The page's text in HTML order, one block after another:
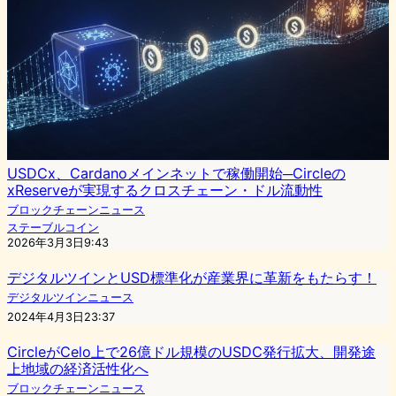
USDCx、Cardanoメインネットで稼働開始─Circleの
xReserveが実現するクロスチェーン・ドル流動性
ブロックチェーンニュース
ステーブルコイン
2026年3月3日9:43
デジタルツインとUSD標準化が産業界に革新をもたらす！
デジタルツインニュース
2024年4月3日23:37
CircleがCelo上で26億ドル規模のUSDC発行拡大、開発途
上地域の経済活性化へ
ブロックチェーンニュース